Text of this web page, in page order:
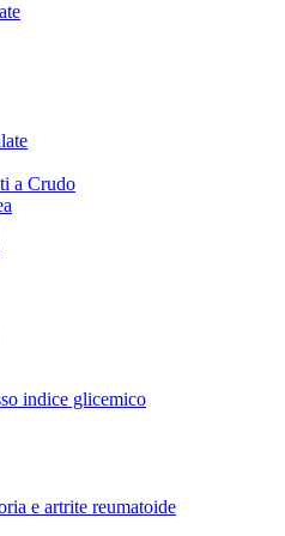
a Crudo
indice glicemico
e artrite reumatoide